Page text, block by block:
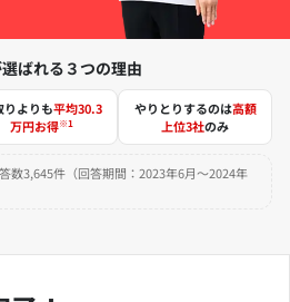
ばれる３つの理由
りよりも平均30.3
万円お得※1
やりとりするのは高額
上位3社のみ
数3,645件（回答期間：2023年6月～2024年